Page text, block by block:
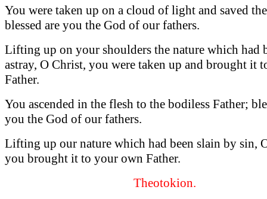
You were taken up on a cloud of light and saved
blessed are you the God of our fathers.
Lifting up on your shoulders the nature which had
astray, O Christ, you were taken up and brought it
Father.
You ascended in the flesh to the bodiless Father;
you the God of our fathers.
Lifting up our nature which had been slain by sin,
you brought it to your own Father.
Theotokion.